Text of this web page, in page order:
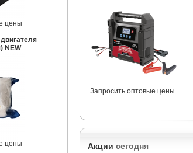
цены
NEW
цены
Запросить оптовые цены
Акции сегодня